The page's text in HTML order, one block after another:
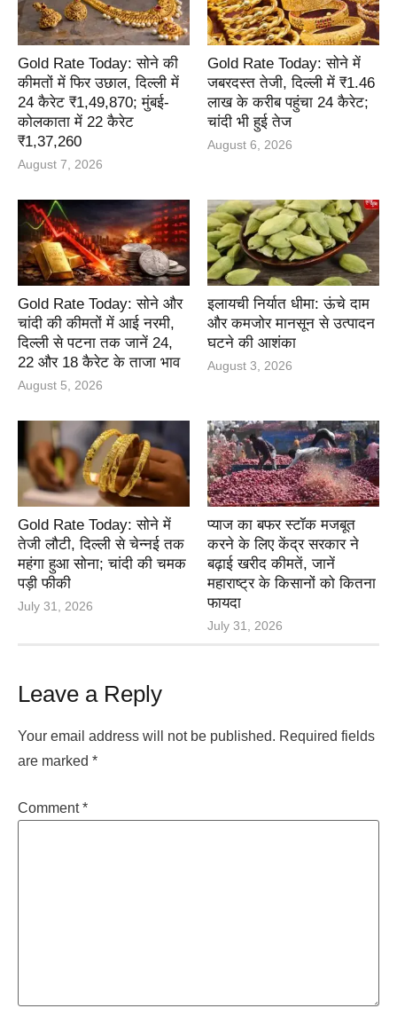
Gold Rate Today: सोने की
कीमतों में फिर उछाल, दिल्ली में
24 कैरेट ₹1,49,870; मुंबई-
कोलकाता में 22 कैरेट
₹1,37,260
August 7, 2026
Gold Rate Today: सोने में
जबरदस्त तेजी, दिल्ली में ₹1.46
लाख के करीब पहुंचा 24 कैरेट;
चांदी भी हुई तेज
August 6, 2026
Gold Rate Today: सोने और
चांदी की कीमतों में आई नरमी,
दिल्ली से पटना तक जानें 24,
22 और 18 कैरेट के ताजा भाव
August 5, 2026
इलायची निर्यात धीमा: ऊंचे दाम
और कमजोर मानसून से उत्पादन
घटने की आशंका
August 3, 2026
Gold Rate Today: सोने में
तेजी लौटी, दिल्ली से चेन्नई तक
महंगा हुआ सोना; चांदी की चमक
पड़ी फीकी
July 31, 2026
प्याज का बफर स्टॉक मजबूत
करने के लिए केंद्र सरकार ने
बढ़ाई खरीद कीमतें, जानें
महाराष्ट्र के किसानों को कितना
फायदा
July 31, 2026
Leave a Reply
Your email address will not be published. Required fields
are marked *
Comment*